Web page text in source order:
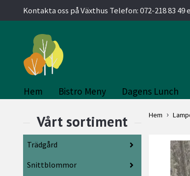
Kontakta oss på Växthus Telefon: 072-218 83 49
Hem Bistro Meny Dagens Lunch
Trädgård
Snittblommor
Hem